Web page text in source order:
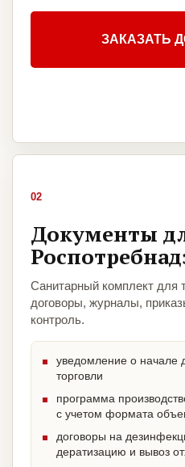
ЗАКАЗАТЬ
02
Документы
Санитарный комплект для
договоры, журналы,
контроль.
уведомление о начале
торговли
программа
с учетом формата
договоры на
дератизацию и вывоз